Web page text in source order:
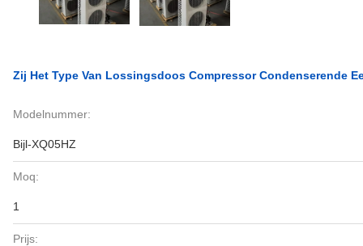
Zij Het Type Van Lossingsdoos Compressor Condenserende
Modelnummer:
Bijl-XQ05HZ
Moq:
1
Prijs: